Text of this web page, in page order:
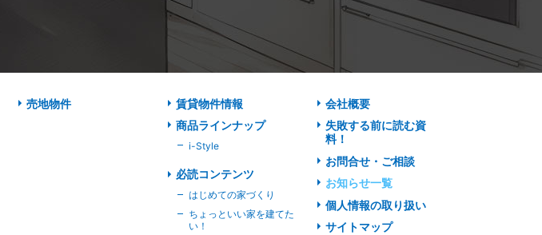
売地物件
賃貸物件情報
商品ラインナップ
i-Style
必読コンテンツ
はじめての家づくり
ちょっといい家を建てた
い！
会社概要
失敗する前に読む資
料！
お問合せ・ご相談
お知らせ一覧
個人情報の取り扱い
サイトマップ